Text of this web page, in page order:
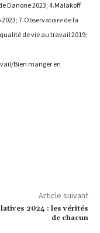
Danone 2023; 4.Malakoff
2023; 7.Observatoire de la
de vie au travail 2019;
Bien manger en
Article suivant
2024 : les vérités
de chacun